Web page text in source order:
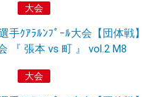
大会
手ｸｱﾗﾙﾝﾌﾟｰﾙ大会【団体戦
『 張本 vs 町 』 vol.2 M8
大会